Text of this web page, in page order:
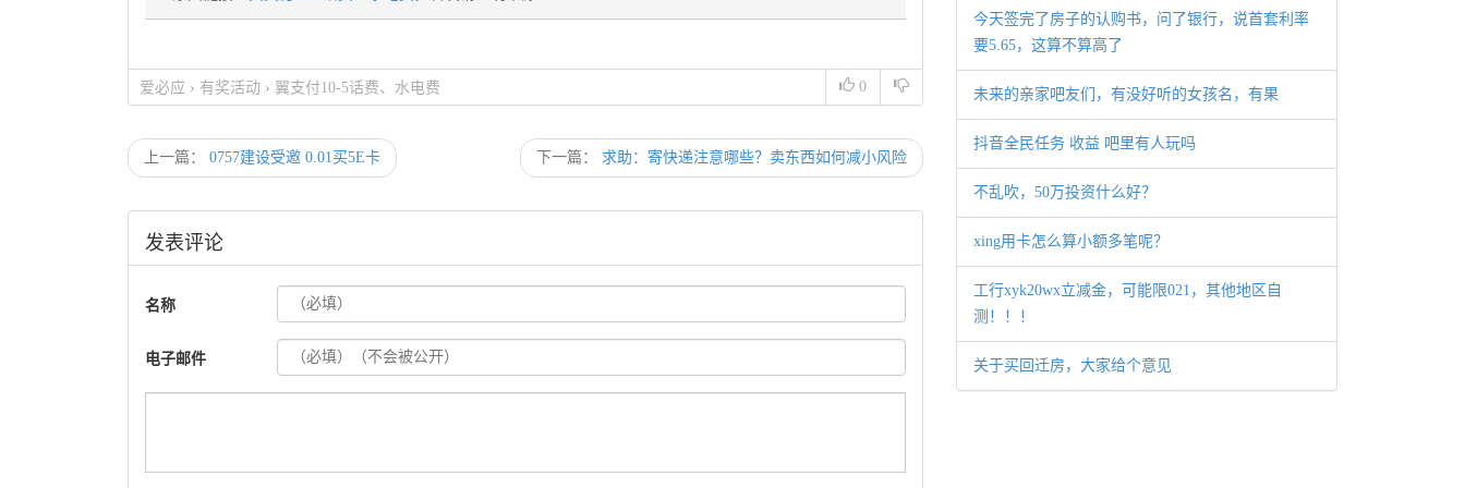
0
爱必应 › 有奖活动 › 翼支付10-5话费、水电费
上一篇： 0757建设受邀 0.01买5E卡 下一篇： 求助：寄快递注意哪些？卖东西如何减小风险
发表评论
名称
电子邮件
今天签完了房子的认购书，问了银行，说首套利率
要5.65，这算不算高了
未来的亲家吧友们，有没好听的女孩名，有果
抖音全民任务 收益 吧里有人玩吗
不乱吹，50万投资什么好？
xing用卡怎么算小额多笔呢？
工行xyk20wx立减金，可能限021，其他地区自
测！！！
关于买回迁房，大家给个意见